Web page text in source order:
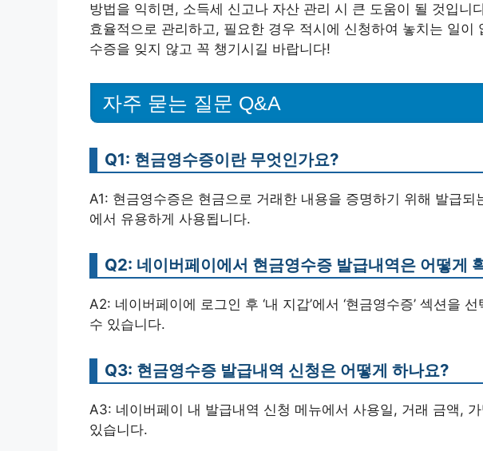
방법을 익히면, 소득세 신고나 자산 관리 시 큰 도움이 될 것입니
효율적으로 관리하고, 필요한 경우 적시에 신청하여 놓치는 일이
수증을 잊지 않고 꼭 챙기시길 바랍니다!
자주 묻는 질문 Q&A
Q1: 현금영수증이란 무엇인가요?
A1: 현금영수증은 현금으로 거래한 내용을 증명하기 위해 발급
에서 유용하게 사용됩니다.
Q2: 네이버페이에서 현금영수증 발급내역은 어떻게
A2: 네이버페이에 로그인 후 ‘내 지갑’에서 ‘현금영수증’ 섹션을
수 있습니다.
Q3: 현금영수증 발급내역 신청은 어떻게 하나요?
A3: 네이버페이 내 발급내역 신청 메뉴에서 사용일, 거래 금액,
있습니다.